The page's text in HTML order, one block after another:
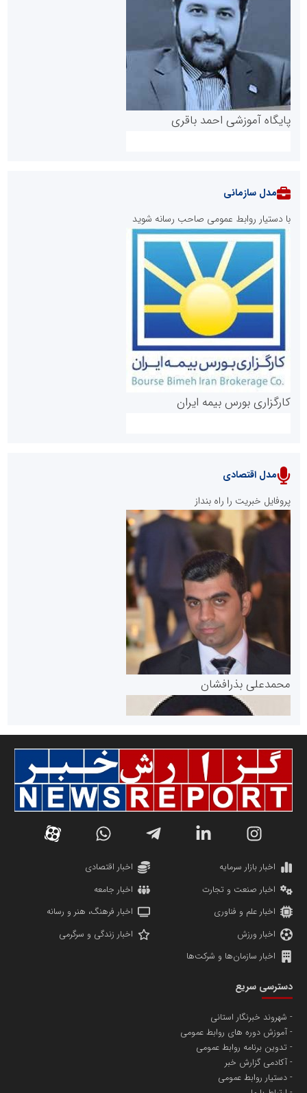
پایگاه آموزشی احمد باقری
روابط عمومی خبرگزاری گزارش خبر
پایگاه خبری نهضت ملی مسکن
پایگاه خبری گفتمان یزد
دانشگاه سئوی ایران
پایگاه اطلاع رسانی اعتلای نهادهای مردمی
مدل سازمانی
با دستیار روابط عمومی صاحب رسانه شوید
کارگزاری بورس بیمه ایران
سازمان بورس و اوراق بهادار
مرجع اخبار موثق در بازارسرمایه
سازمان صنعت،معدن و تجارت
تامین آهن اسفنجی تولیدکنندگان فولاد در کشور
مدل اقتصادی
پروفایل خبریت را راه بنداز
محمدعلی بذرافشان
مریم حاج نوروز نظری
مسعودصادقی
اخبار بازار سرمایه
اخبار اقتصادی
اخبار صنعت و تجارت
اخبار جامعه
اخبار علم و فناوری
اخبار فرهنگ، هنر و رسانه
اخبار ورزش
اخبار زندگی و سرگرمی
اخبار سازمان‌ها و شرکت‌ها
دسترسی سریع
شهروند خبرنگار استانی
آموزش دوره های روابط عمومی
تدوین برنامه روابط عمومی
آکادمی گزارش خبر
دستیار روابط عمومی